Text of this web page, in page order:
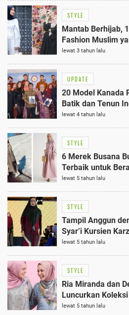
STYLE
Mantab Berhijab,
Fashion Muslim
lewat 3 tahun lalu
UPDATE
20 Model Kanada
Batik dan Tenun
lewat 4 tahun lalu
STYLE
6 Merek Busana
Terbaik untuk
lewat 5 tahun lalu
STYLE
Tampil Anggun
Syar’i Kursien
lewat 5 tahun lalu
STYLE
Ria Miranda dan
Luncurkan
lewat 5 tahun lalu